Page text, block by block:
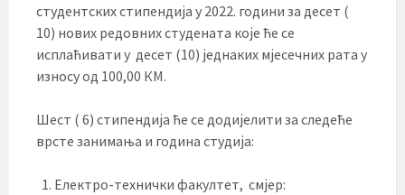
студентских стипендија у 2022. години за десет (
10) нових редовних студената које ће се
исплаћивати у десет (10) једнаких мјесечних рата у
износу од 100,00 КМ.
Шест ( 6) стипендија ће се додијелити за следеће
врсте занимања и година студија:
Електро-технички факултет, смјер: